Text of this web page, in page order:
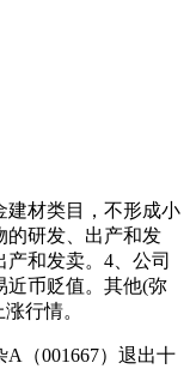
材类目，不形成小
的研发、出产和发
和发卖。4、公司
近币贬值。其他(弥
行情。
（001667）退出十